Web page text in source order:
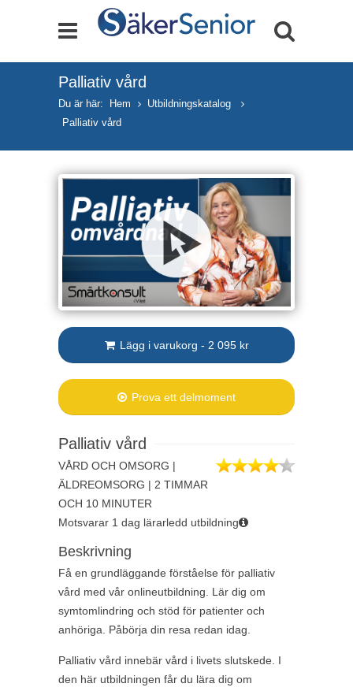
Palliativ vård
Du är här: Hem
Utbildningskatalog
Palliativ vård
Lägg i varukorg - 2 095 kr
Prova ett delmoment
Palliativ vård
VÅRD OCH OMSORG |
ÄLDREOMSORG | 2 TIMMAR
OCH 10 MINUTER
Motsvarar 1 dag lärarledd utbildning
Beskrivning
Få en grundläggande förståelse för palliativ
vård med vår onlineutbildning. Lär dig om
symtomlindring och stöd för patienter och
anhöriga. Påbörja din resa redan idag.
Palliativ vård innebär vård i livets slutskede. I
den här utbildningen får du lära dig om